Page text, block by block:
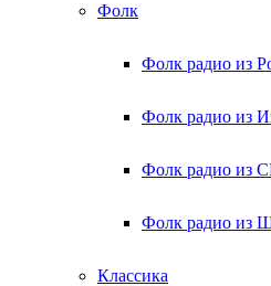
Фолк
Фолк радио из
Фолк радио из
Фолк радио из
Фолк радио из
Классика